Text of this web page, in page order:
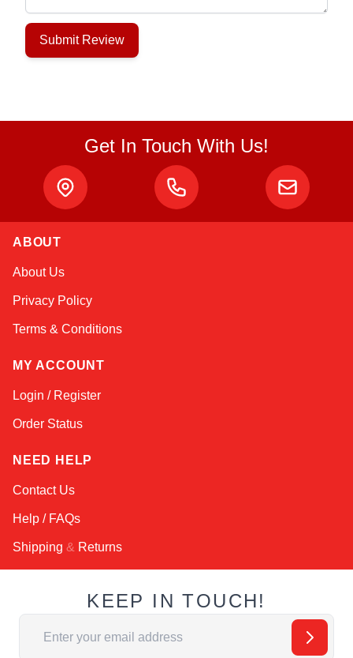
Submit Review
Get In Touch With Us!
ABOUT
About Us
Privacy Policy
Terms & Conditions
MY ACCOUNT
Login / Register
Order Status
NEED HELP
Contact Us
Help / FAQs
Shipping & Returns
KEEP IN TOUCH!
Адрес электронной почты